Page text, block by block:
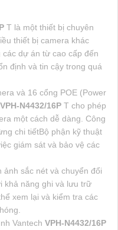
T là một thiết bị chuyên
thiết bị camera khác
dự án từ cao cấp đến
định và tin cậy trong quá
và 16 cổng POE (Power
VPH-N4432/16P T cho phép
một cách dễ dàng. Công
chi tiếtBộ phận kỹ thuật
giám sát và bảo vệ các
sắc nét và chuyển đổi
khả năng ghi và lưu trữ
xem lại và kiểm tra các
Vantech VPH-N4432/16P